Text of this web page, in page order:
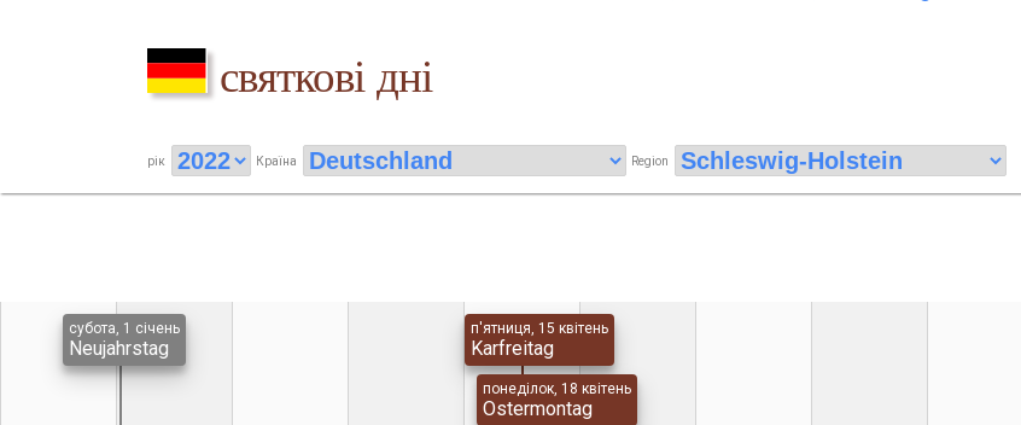
святкові дні
рік Країна Region
субота, 1 січень
Neujahrstag
п'ятниця, 15 квітень
Karfreitag
понеділок, 18 квітень
Ostermontag